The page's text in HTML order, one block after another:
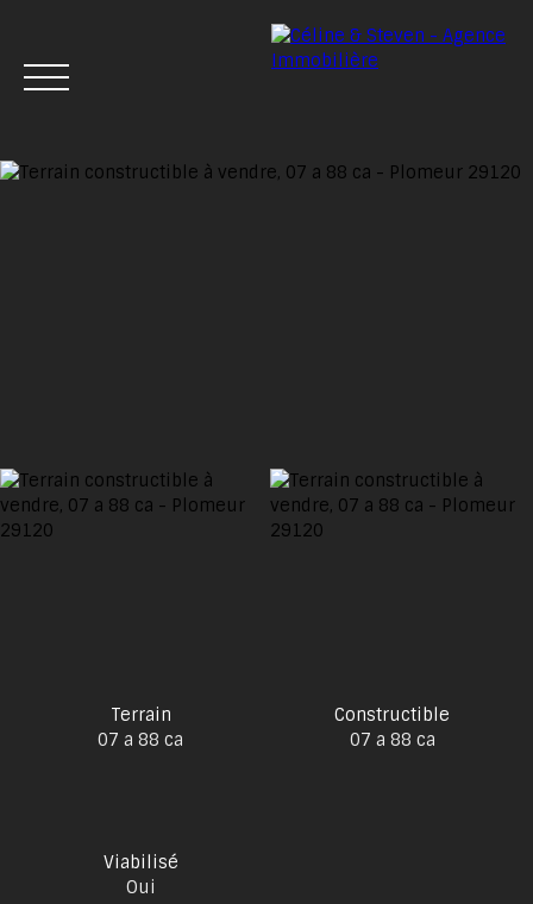
Estimation
Terrain
07 a 88 ca
Constructible
07 a 88 ca
Viabilisé
Oui